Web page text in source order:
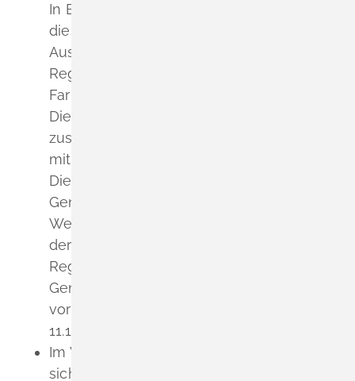
In Baden-Württemberg können Sie
diese, wegen allgemein ge
Ausnahmegenehmigungen der
Regierungspräsid
Farbe ersetzen.
Die Abweichung müssen Sie der
zuständigen Genehmigungsbehörde
mitte
Diese vermerkt sie in der
Genehmigungsurkunde.
We
der Allgemeinverfügung des
Regierungspräsidiums Stuttgart über die
Genehmigung von Ausnahmen von der
vorgeschriebenen Taxifarbe vom
11.11.2005.
Im Wageninneren müssen Sie an gut
sichtbarer Stelle die